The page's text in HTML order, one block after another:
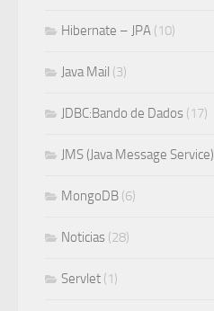
Hibernate – JPA (10)
Java Mail (3)
JDBC:Bando de Dados (17)
JMS (Java Message Service)
MongoDB (6)
Noticias (28)
Servlet (1)